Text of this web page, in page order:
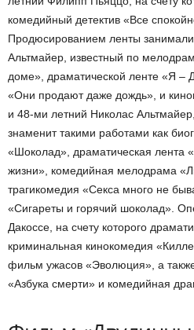
комедийный детектив «Все
Продюсированием ленты
Альтмайер, известный по
доме», драматической ленте «Я –
«Они продают даже дождь», и
и 48-ми летний Николас
знаменит такими работами как
«Шоколад», драматическая лента
жизни», комедийная мелодрама
трагикомедия «Секса много не
«Сигареты и горячий шоколад».
Дакоссе, на счету которого
криминальная кинокомедия
фильм ужасов «Эволюция», а
«Азбука смерти» и комедийная